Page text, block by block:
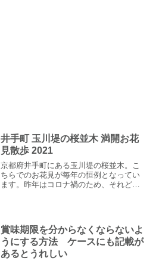
井手町 玉川堤の桜並木 満開お花
見散歩 2021
京都府井手町にある玉川堤の桜並木。こ
ちらでのお花見が毎年の恒例となってい
ます。昨年はコロナ禍のため、それどこ
賞味期限を分からなくならないよ
うにする方法 ケースにも記載が
あるとうれしい